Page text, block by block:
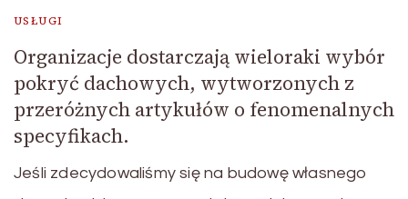
USŁUGI
Organizacje dostarczają wieloraki wybór
pokryć dachowych, wytworzonych z
przeróżnych artykułów o fenomenalnych
specyfikach.
Jeśli zdecydowaliśmy się na budowę własnego